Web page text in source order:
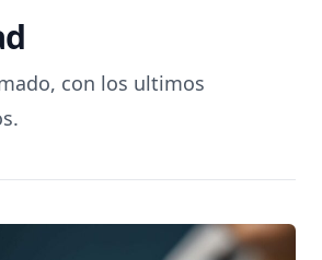
con los ultimos